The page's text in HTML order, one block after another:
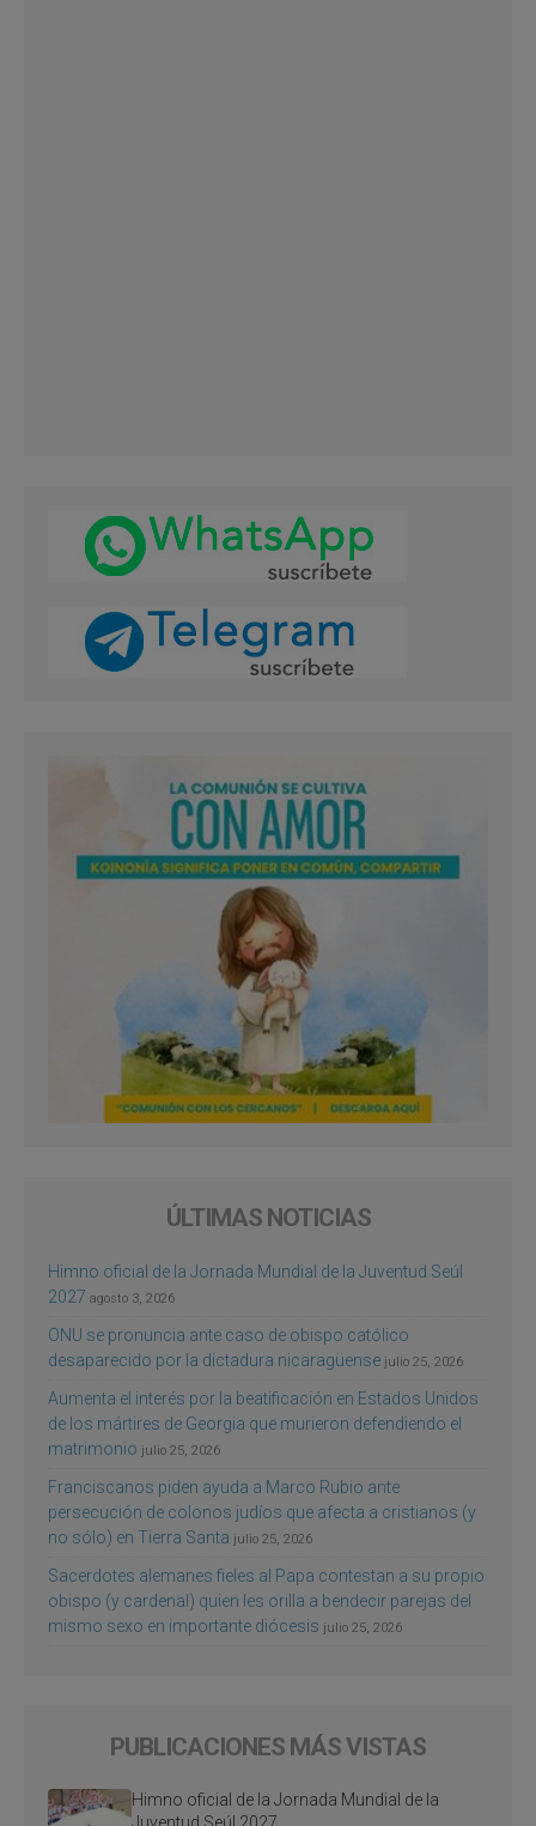
ÚLTIMAS NOTICIAS
Himno oficial de la Jornada Mundial de la Juventud Seúl
2027 agosto 3, 2026
ONU se pronuncia ante caso de obispo católico
desaparecido por la dictadura nicaragüense julio 25, 2026
Aumenta el interés por la beatificación en Estados Unidos
de los mártires de Georgia que murieron defendiendo el
matrimonio julio 25, 2026
Franciscanos piden ayuda a Marco Rubio ante
persecución de colonos judíos que afecta a cristianos (y
no sólo) en Tierra Santa julio 25, 2026
Sacerdotes alemanes fieles al Papa contestan a su propio
obispo (y cardenal) quien les orilla a bendecir parejas del
mismo sexo en importante diócesis julio 25, 2026
PUBLICACIONES MÁS VISTAS
Himno oficial de la Jornada Mundial de la
Juventud Seúl 2027